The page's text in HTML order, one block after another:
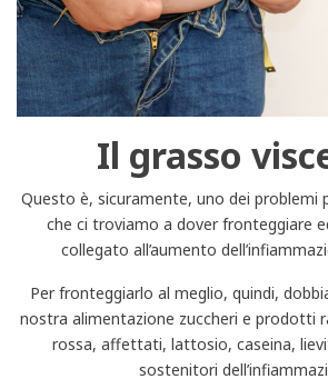
Il grasso
Questo è, sicuramente, uno dei problemi
che ci troviamo a dover fronteggiare
collegato all’aumento
Per fronteggiarlo al meglio, quindi,
nostra alimentazione zuccheri e prodotti
rossa, affettati, lattosio, caseina,
sostenitori